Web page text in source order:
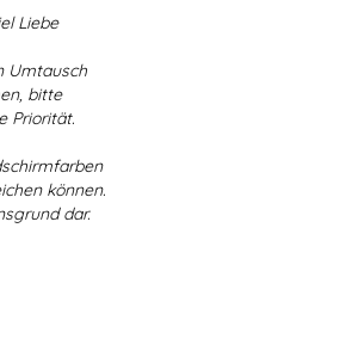
Liebe
Umtausch
bitte
Priorität.
können.
dar.